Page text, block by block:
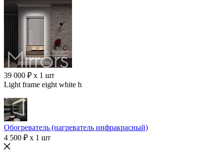
39 000 ₽ x 1 шт
Light frame eight white h
Обогреватель (нагреватель инфракрасный)
4 500 ₽ x 1 шт